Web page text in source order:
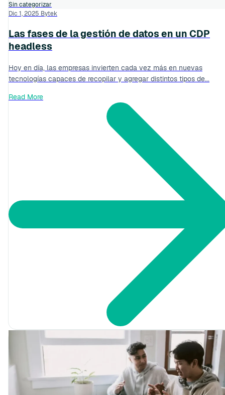
Sin categorizar
Dic 1, 2025 Bytek
Las fases de la gestión de datos en un CDP
headless
Hoy en día, las empresas invierten cada vez más en nuevas
tecnologías capaces de recopilar y agregar distintos tipos de...
Read More